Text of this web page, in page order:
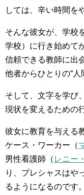
しては、辛い時間を
そんな彼女が、学校
学校）に行き始めて
信頼できる教師に出
他者からひとりの“人
そして、文字を学び
現状を変えるための
彼女に教育を与える
ケース・ワーカー（
男性看護師（ レニー
り、プレシャスはや
るようになるのです。